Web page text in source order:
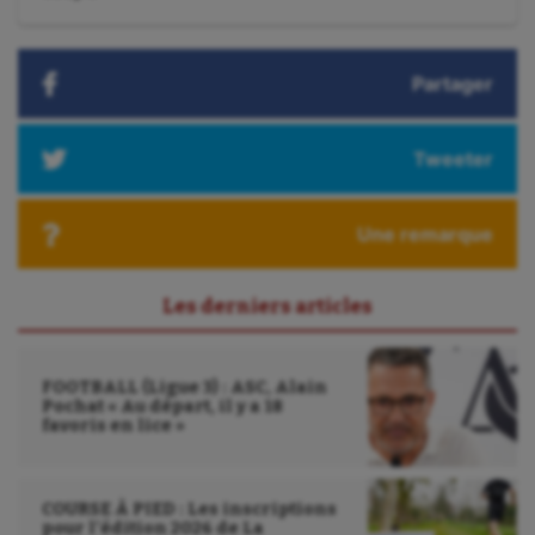
Outdoor
Patinage artistique
Plongée
Randonnée / Marche
Roller-derby
Sarbacane
Partager
Tweeter
Une remarque
Les derniers articles
FOOTBALL (Ligue 3) : ASC, Alain
Pochat « Au départ, il y a 18
favoris en lice »
COURSE À PIED : Les inscriptions
pour l’édition 2026 de La